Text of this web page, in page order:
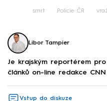
smrt Policie ČR
Libor Tampier
Je krajským reportérem
článků on-line redakce CNN
Vstup do diskuze